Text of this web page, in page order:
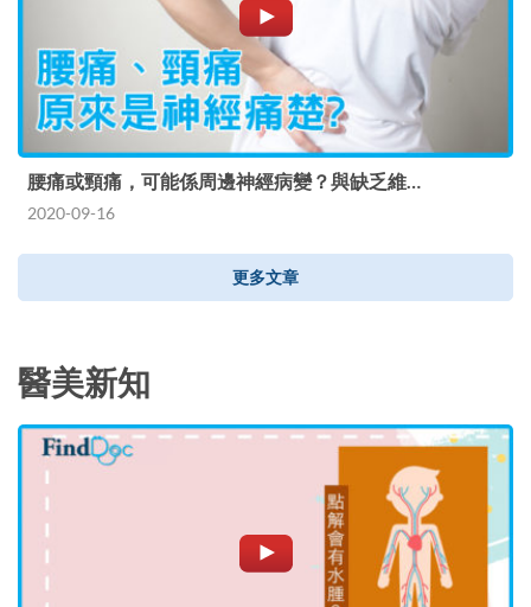
腰痛或頸痛，可能係周邊神經病變？與缺乏維…
2020-09-16
更多文章
醫美新知